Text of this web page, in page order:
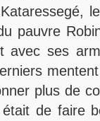
pauvre
avec ses
plus de
de faire